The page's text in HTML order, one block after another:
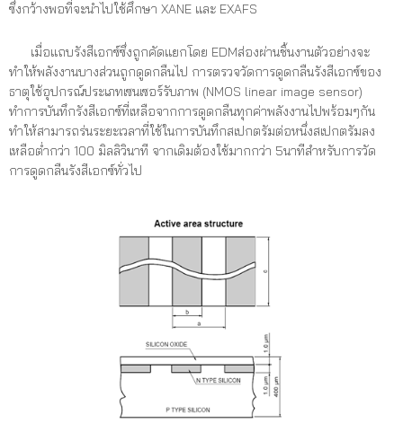
ซึ่งกว้างพอที่จะนำไปใช้ศึกษา XANE และ EXAFS
เมื่อแถบรังสีเอกซ์ซึ่งถูกคัดแยกโดย EDMส่องผ่านชิ้นงานตัวอย่างจะ
ทำให้พลังงานบางส่วนถูกดูดกลืนไป การตรวจวัดการดูดกลืนรังสีเอกซ์ของ
ธาตุใช้อุปกรณ์ประเภทเซนเซอร์รับภาพ (NMOS linear image sensor)
ทำการบันทึกรังสีเอกซ์ที่เหลือจากการดูดกลืนทุกค่าพลังงานไปพร้อมๆกัน
ทำให้สามารถร่นระยะเวลาที่ใช้ในการบันทึกสเปกตรัมต่อหนึ่งสเปกตรัมลง
เหลือต่ำกว่า 100 มิลลิวินาที จากเดิมต้องใช้มากกว่า 5นาทีสำหรับการวัด
การดูดกลืนรังสีเอกซ์ทั่วไป